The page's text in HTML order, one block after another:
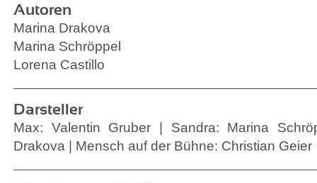
Autoren
Marina Drakova
Marina Schröppel
Lorena Castillo
Darsteller
Max: Valentin Gruber | Sandra: Marina
Drakova | Mensch auf der Bühne: Christian Geier